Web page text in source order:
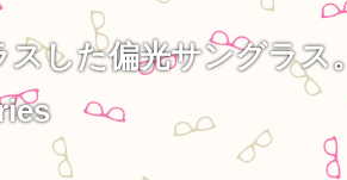
した偏光サングラス。